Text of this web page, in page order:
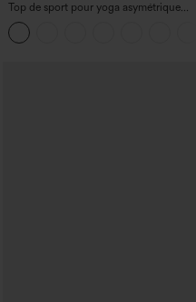
Top de sport pour yoga asymétrique
(une épaule) à manches longues avec
ouverture pour le pouce, ourlet arrondi
haut-bas, séchage rapide, soutien-gorge